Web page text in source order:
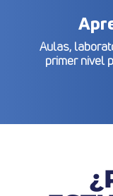
Aulas,
primer nivel